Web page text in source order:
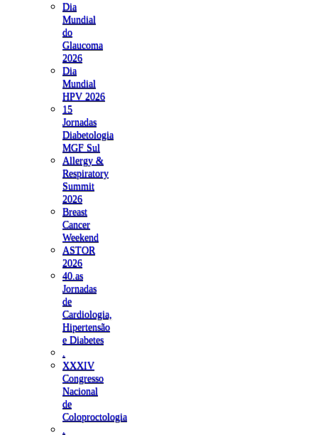
Dia
Mundial
do
Glaucoma
2026
Dia
Mundial
HPV 2026
15
Jornadas
Diabetologia
MGF Sul
Allergy &
Respiratory
Summit
2026
Breast
Cancer
Weekend
ASTOR
2026
40.as
Jornadas
de
Cardiologia,
Hipertensão
e Diabetes
XXXIV
Congresso
Nacional
de
Coloproctologia